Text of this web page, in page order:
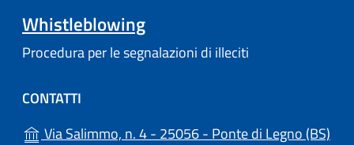
Whistleblowing
Procedura per le segnalazioni di illeciti
CONTATTI
Via Salimmo, n. 4 - 25056 - Ponte di Legno (BS)